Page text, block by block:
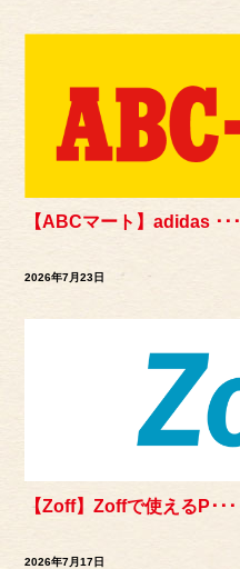
【ABCマート】adidas ･･･
2026年7月23日
【Zoff】Zoffで使えるP･･･
2026年7月17日